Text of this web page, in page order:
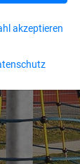
akzeptieren